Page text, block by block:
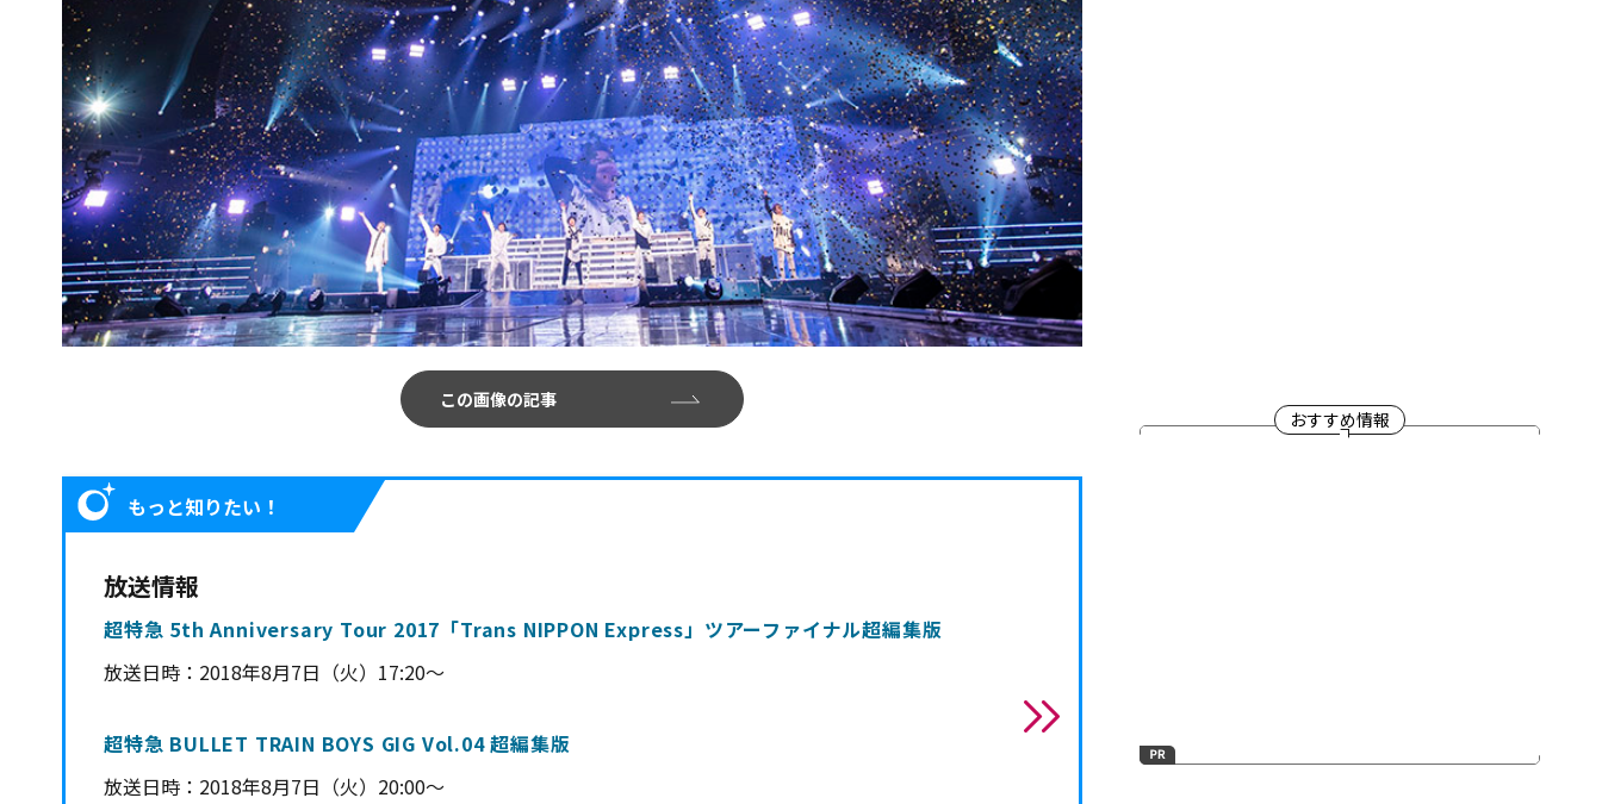
この画像の記事
もっと知りたい！
放送情報
超特急 5th Anniversary Tour 2017「Trans NIPPON Express」ツアーファイナル超編集版
放送日時： 2018年8月7日（火）17:20～
超特急 BULLET TRAIN BOYS GIG Vol.04 超編集版
放送日時：2018年8月7日（火）20:00～
おすすめ情報